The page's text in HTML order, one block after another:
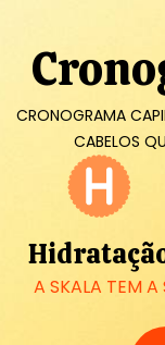
CRONOGRAMA
CABELOS
A SKALA TEM